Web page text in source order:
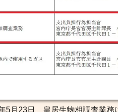
5月23日、皇居生物相調査業